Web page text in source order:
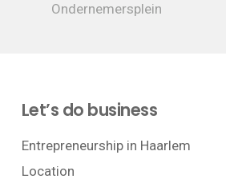
Ondernemersplein
Let’s do business
Entrepreneurship in Haarlem
Location